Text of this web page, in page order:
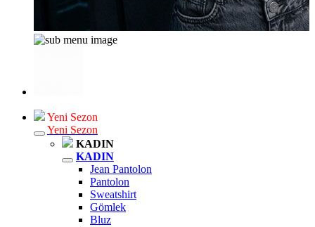
Yeni Sezon
Yeni Sezon
KADIN
KADIN
Jean Pantolon
Pantolon
Sweatshirt
Gömlek
Bluz